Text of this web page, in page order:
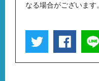
なる場合がございます